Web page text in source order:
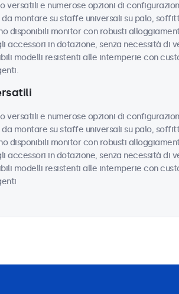
versatili e numerose opzioni di
montare su staffe universali su palo,
disponibili monitor con robusti
in dotazione, senza necessità di
modelli resistenti alle intemperie con
versatili e numerose opzioni di
montare su staffe universali su palo,
disponibili monitor con robusti
in dotazione, senza necessità di
modelli resistenti alle intemperie con